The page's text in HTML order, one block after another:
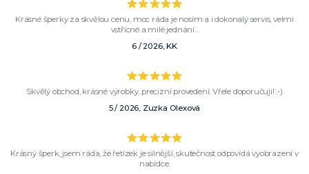
Krásné šperky za skvělou cenu, moc ráda je nosím a i dokonalý servis, velmi
vstřícné a milé jednání...
6 / 2026, KK
Skvělý obchod, krásné výrobky, precizní provedení. Vřele doporučuji! :-)
5 / 2026, Zuzka Olexová
Krásný šperk, jsem ráda, že řetízek je silnější, skutečnost odpovídá vyobrazení v
nabídce.